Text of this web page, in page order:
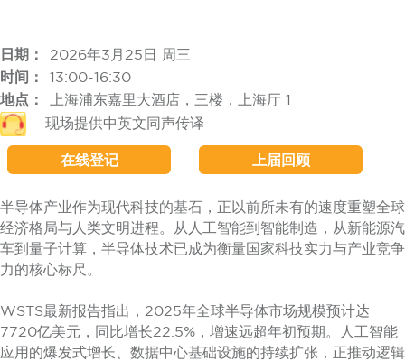
日期：
2026年3月25日 周三
时间：
13:00-16:30
地点：
上海浦东嘉里大酒店，三楼，上海厅 1
现场提供中英文同声传译
在线登记 上届回顾
半导体产业作为现代科技的基石，正以前所未有的速度重塑全球
经济格局与人类文明进程。从人工智能到智能制造，从新能源汽
车到量子计算，半导体技术已成为衡量国家科技实力与产业竞争
力的核心标尺。
WSTS最新报告指出，2025年全球半导体市场规模预计达
7720亿美元，同比增长22.5%，增速远超年初预期。人工智能
应用的爆发式增长、数据中心基础设施的持续扩张，正推动逻辑